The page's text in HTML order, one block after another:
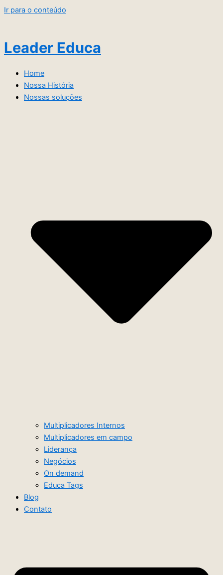
Ir para o conteúdo
Leader Educa
Home
Nossa História
Nossas soluções
Multiplicadores Internos
Multiplicadores em campo
Liderança
Negócios
On demand
Educa Tags
Blog
Contato